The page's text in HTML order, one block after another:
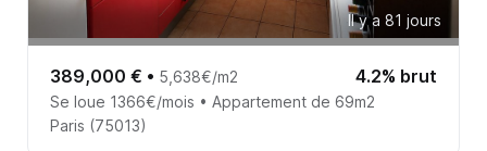
Il y a 81 jours
389,000 € • 5,638€/m2 4.2% brut
Se loue 1366€/mois • Appartement de 69m2
Paris (75013)